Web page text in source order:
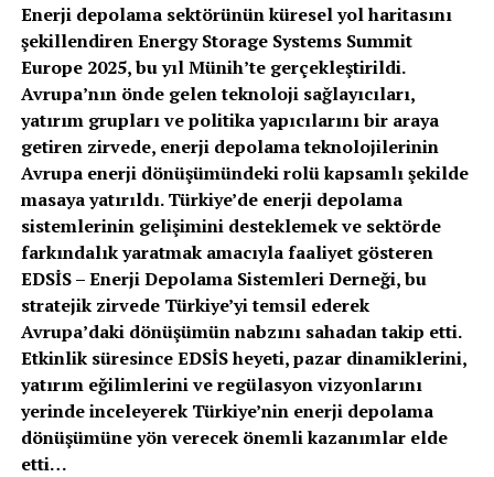
Enerji depolama sektörünün küresel yol haritasını
şekillendiren Energy Storage Systems Summit
Europe 2025, bu yıl Münih’te gerçekleştirildi.
Avrupa’nın önde gelen teknoloji sağlayıcıları,
yatırım grupları ve politika yapıcılarını bir araya
getiren zirvede, enerji depolama teknolojilerinin
Avrupa enerji dönüşümündeki rolü kapsamlı şekilde
masaya yatırıldı. Türkiye’de enerji depolama
sistemlerinin gelişimini desteklemek ve sektörde
farkındalık yaratmak amacıyla faaliyet gösteren
EDSİS – Enerji Depolama Sistemleri Derneği, bu
stratejik zirvede Türkiye’yi temsil ederek
Avrupa’daki dönüşümün nabzını sahadan takip etti.
Etkinlik süresince EDSİS heyeti, pazar dinamiklerini,
yatırım eğilimlerini ve regülasyon vizyonlarını
yerinde inceleyerek Türkiye’nin enerji depolama
dönüşümüne yön verecek önemli kazanımlar elde
etti…